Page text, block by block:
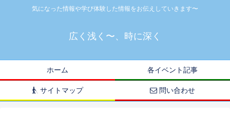
気になった情報や学び体験した情報をお伝えしていきます〜
広く浅く〜、時に深く
ホーム 各イベント記事
サイトマップ 問い合わせ